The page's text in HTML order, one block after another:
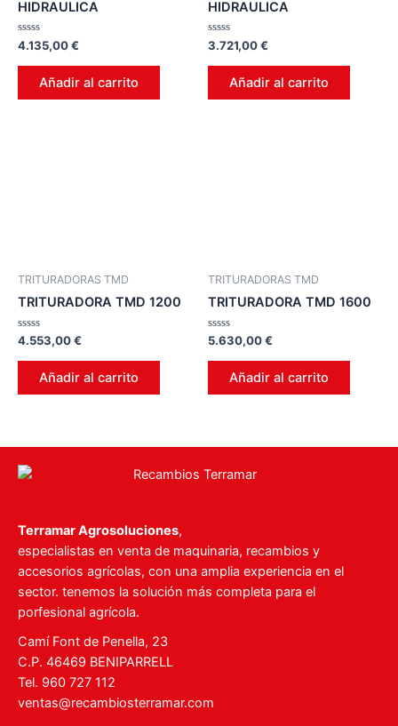
HIDRAULICA
Valorado
en
0
4.135,00€
Añadir al carrito
HIDRAULICA
Valorado
en
0
3.721,00€
Añadir al carrito
TRITURADORAS TMD
TRITURADORA TMD 1200
Valorado
0
4.553,00€
Añadir al carrito
TRITURADORAS TMD
TRITURADORA TMD 1600
Valorado
0
5.630,00€
Añadir al carrito
Terramar Agrosoluciones,
especialistas en venta de maquinaria, recambios y
accesorios agrícolas, con una amplia experiencia en el
sector. tenemos la solución más completa para el
porfesional agrícola.
Camí Font de Penella, 23
C.P. 46469 BENIPARRELL
Tel. 960 727 112
ventas@recambiosterramar.com